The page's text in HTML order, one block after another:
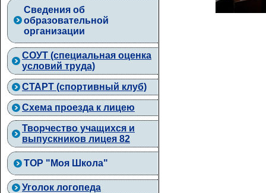
Сведения об
образовательной
организации
СОУТ (специальная оценка
условий труда)
СТАРТ (спортивный клуб)
Схема проезда к лицею
Творчество учащихся и
выпускников лицея 82
ТОР "Моя Школа"
Уголок логопеда